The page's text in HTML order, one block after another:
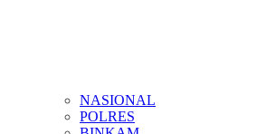
NASIONAL
POLRES